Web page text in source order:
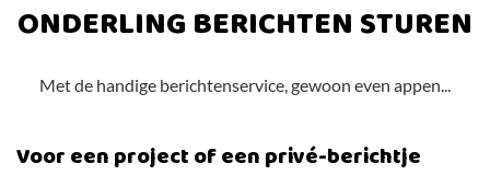
ONDERLING BERICHTEN STUREN
Met de handige berichtenservice, gewoon even appen...
Voor een project of een privé-berichtje